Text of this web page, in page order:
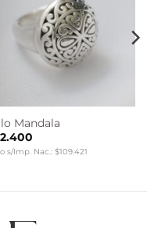
Mandala
s/Imp. Nac.: $109.421